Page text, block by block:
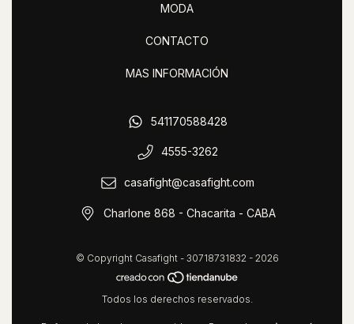
MODA
CONTACTO
MAS INFORMACIÓN
541170588428
4555-3262
casafight@casafight.com
Charlone 868 - Chacarita - CABA
© Copyright Casafight - 30718731832 - 2026
Todos los derechos reservados.